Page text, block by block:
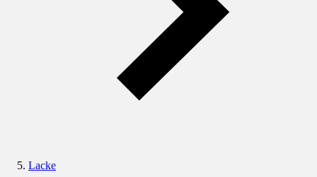
Lacke